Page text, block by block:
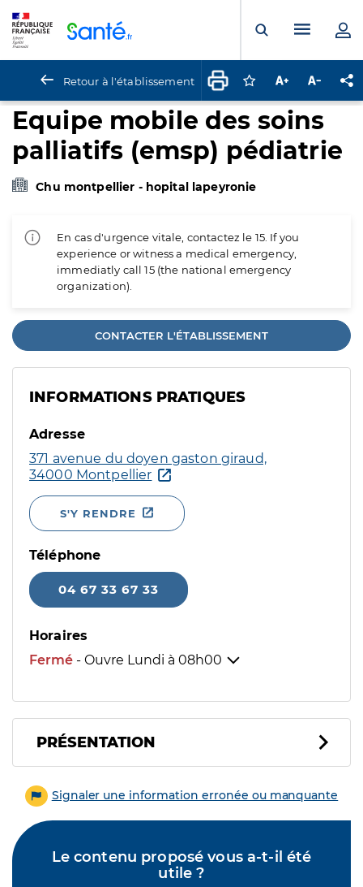
Ouvrir laMenu
Retour à l'établissement Connectez-vous
Augmenter la
Equipe mobile des soins
palliatifs (emsp) pédiatrie
Chu montpellier - hopital lapeyronie
En cas d'urgence vitale, contactez le 15. If you
experience or witness a medical emergency,
immediatly call 15 (the national emergency
organization).
CONTACTER L'ÉTABLISSEMENT
INFORMATIONS PRATIQUES
Adresse
371 avenue du doyen gaston giraud,
34000 Montpellier
S'Y RENDRE
Téléphone
04 67 33 67 33
Horaires
Fermé - Ouvre Lundi à 08h00
PRÉSENTATION
Signaler une information erronée ou manquante
Le contenu proposé vous a-t-il été
utile ?